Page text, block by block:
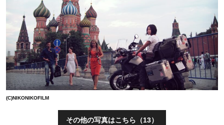
(C)NIKONIKOFILM
その他の写真はこちら（13）